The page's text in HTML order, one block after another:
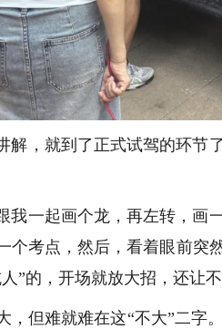
解，就到了正式试驾的环节
我一起画个龙，再左转，画
个考点，然后，看着眼前
”的，开场就放大招，还让
，但难就难在这“不大”二字